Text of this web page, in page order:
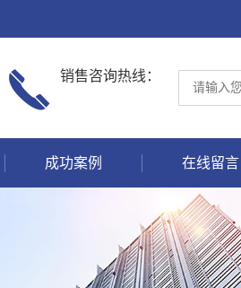
销售咨询热线：
成功案例 在线留言